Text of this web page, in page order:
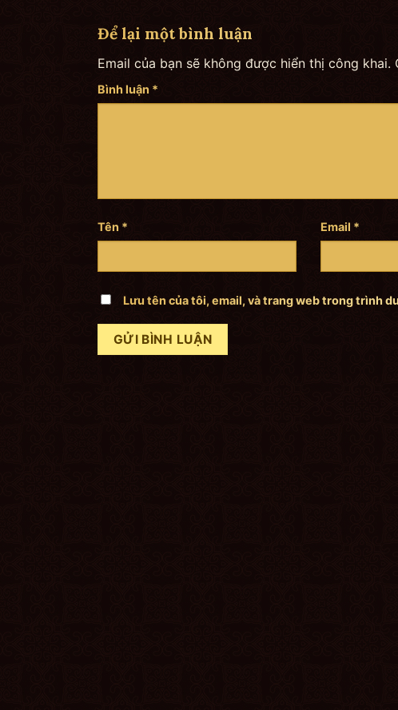
Để lại một bình luận
Email của bạn sẽ không được hiển thị công khai.
Bình luận *
Tên * Email *
Lưu tên của tôi, email, và trang web trong trình